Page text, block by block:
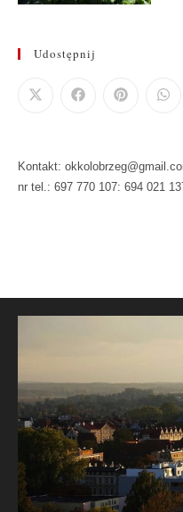
Udostępnij
Kontakt:
nr tel.: 697 770 107: 694 021